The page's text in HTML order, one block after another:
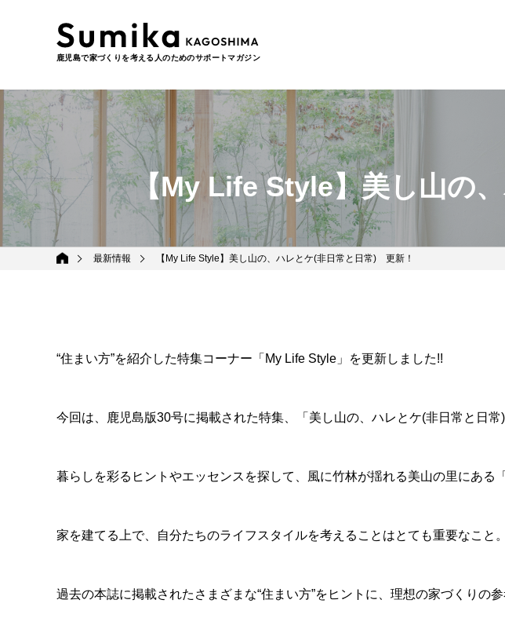
鹿児島で家づくりを考える人のためのサポートマガジン
【My Life Style】美し山の
最新情報 【My Life Style】美し山の、ハレとケ(非日常と日常) 更新！
“住まい方”を紹介した特集コーナー「My Life Style」を更新しました!!
今回は、鹿児島版30号に掲載された特集、「美し山の、ハレとケ(非日常と日常)
暮らしを彩るヒントやエッセンスを探して、風に竹林が揺れる美山の里にある
家を建てる上で、自分たちのライフスタイルを考えることはとても重要なこと。
過去の本誌に掲載されたさまざまな“住まい方”をヒントに、理想の家づくりの